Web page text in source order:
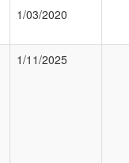
1/03/2020
1/11/2025